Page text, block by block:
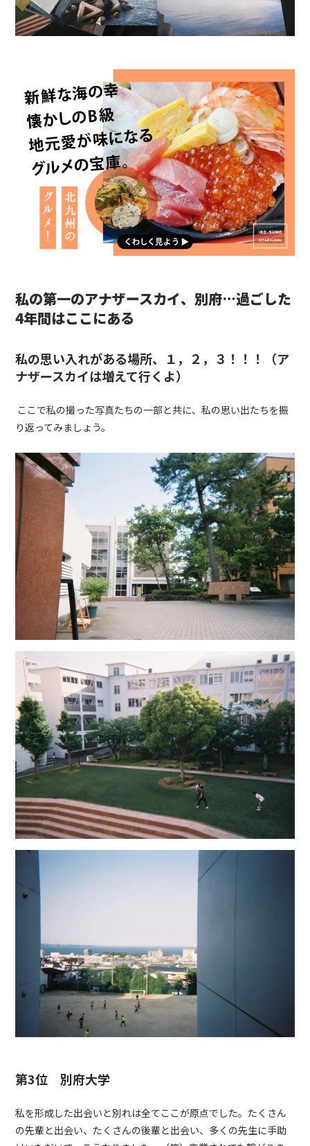
私の第一のアナザースカイ、別府…過ごした
4年間はここにある
私の思い入れがある場所、１，２，３！！！（ア
ナザースカイは増えて行くよ）
ここで私の撮った写真たちの一部と共に、私の思い出たちを振
り返ってみましょう。
第3位 別府大学
私を形成した出会いと別れは全てここが原点でした。たくさん
の先輩と出会い、たくさんの後輩と出会い、多くの先生に手助